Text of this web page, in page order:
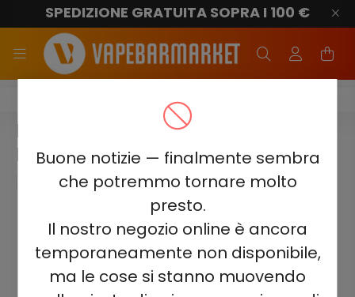
Buone notizie — finalmente sembra
che potremmo tornare molto
presto.
Il nostro negozio online è ancora
temporaneamente non disponibile,
ma le cose si stanno muovendo
SPEDIZIONE GRATUITA SOPRA I 100 €
ELF BAR 1500
ELF BAR 1500 - BLUE RAZZ
LEMONADE 5%